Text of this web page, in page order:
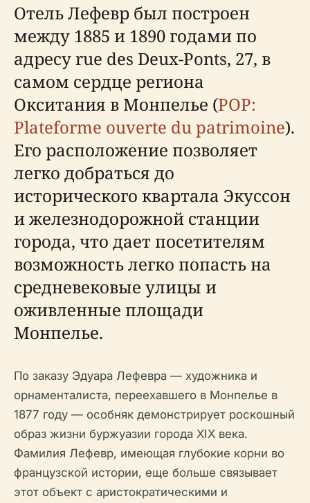
Отель Лефевр был построен
между 1885 и 1890 годами по
адресу rue des Deux-Ponts, 27, в
самом сердце региона
Окситания в Монпелье (POP:
Plateforme ouverte du patrimoine).
Его расположение позволяет
легко добраться до
исторического квартала Экуссон
и железнодорожной станции
города, что дает посетителям
возможность легко попасть на
средневековые улицы и
оживленные площади
Монпелье.
По заказу Эдуара Лефевра — художника и
орнаменталиста, переехавшего в Монпелье в
1877 году — особняк демонстрирует роскошный
образ жизни буржуазии города XIX века.
Фамилия Лефевр, имеющая глубокие корни во
французской истории, еще больше связывает
этот объект с аристократическими и